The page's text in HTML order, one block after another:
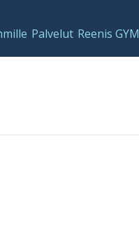
Palvelut Reenis GYM